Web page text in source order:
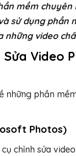
mềm
sử dụng phần
những video
Video
những phần
Photos)
chỉnh sửa